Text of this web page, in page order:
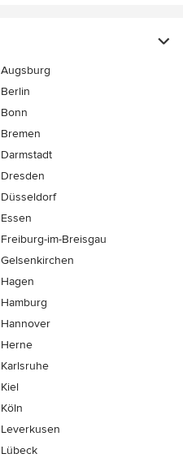
Augsburg
Berlin
Bonn
Bremen
Darmstadt
Dresden
Düsseldorf
Essen
Freiburg-im-Breisgau
Gelsenkirchen
Hagen
Hamburg
Hannover
Herne
Karlsruhe
Kiel
Köln
Leverkusen
Lübeck